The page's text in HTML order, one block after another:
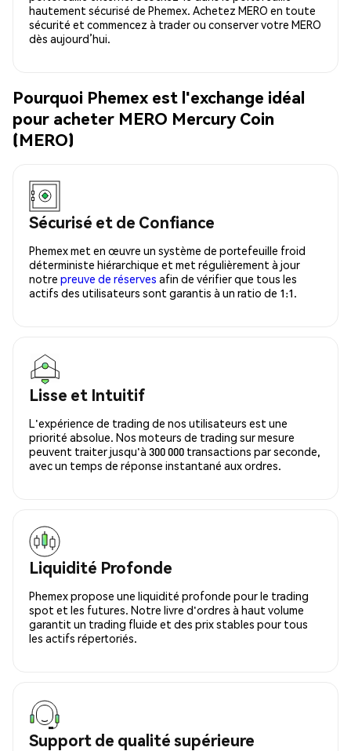
hautement sécurisé de Phemex. Achetez MERO en toute
sécurité et commencez à trader ou conserver votre MERO
dès aujourd’hui.
Pourquoi Phemex est l'exchange idéal
pour acheter MERO Mercury Coin
(MERO)
Sécurisé et de Confiance
Phemex met en œuvre un système de portefeuille froid
déterministe hiérarchique et met régulièrement à jour
notre preuve de réserves afin de vérifier que tous les
actifs des utilisateurs sont garantis à un ratio de 1:1.
Lisse et Intuitif
L'expérience de trading de nos utilisateurs est une
priorité absolue. Nos moteurs de trading sur mesure
peuvent traiter jusqu'à 300 000 transactions par seconde,
avec un temps de réponse instantané aux ordres.
Liquidité Profonde
Phemex propose une liquidité profonde pour le trading
spot et les futures. Notre livre d'ordres à haut volume
garantit un trading fluide et des prix stables pour tous
les actifs répertoriés.
Support de qualité supérieure